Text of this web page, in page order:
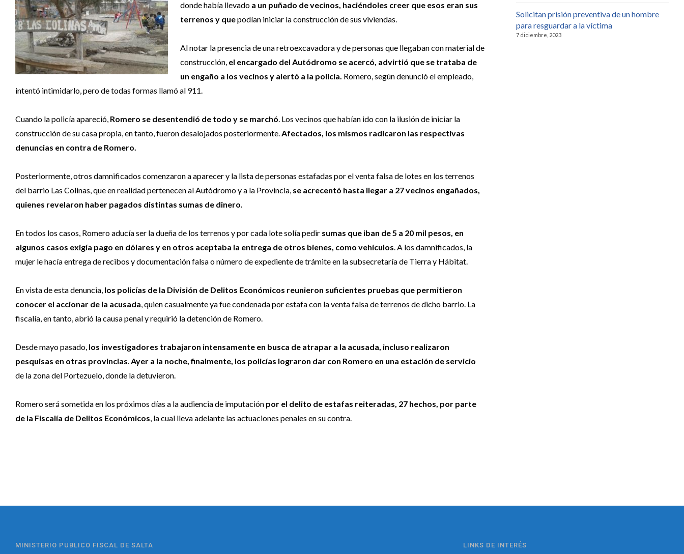
donde había llevado a un puñado de vecinos, haciéndoles creer que esos eran sus
terrenos y quepodían iniciar la construcción de sus viviendas.
Al notar la presencia de una retroexcavadora y de personas que llegaban con material de
construcción, el encargado del Autódromo se acercó, advirtió que se trataba de
un engaño a los vecinos y alertó a la policía. Romero, según denunció el empleado,
intentó intimidarlo, pero de todas formas llamó al 911.
Cuando la policía apareció, Romero se desentendió de todo y se marchó . Los vecinos que habían ido con la ilusión de iniciar la
construcción de su casa propia, en tanto, fueron desalojados posteriormente. Afectados, los mismos radicaron las respectivas
denuncias en contra de Romero.
Posteriormente, otros damnificados comenzaron a aparecer y la lista de personas estafadas por el venta falsa de lotes en los terrenos
del barrio Las Colinas, que en realidad pertenecen al Autódromo y a la Provincia, se acrecentó hasta llegar a 27 vecinos engañados,
quienes revelaron haber pagados distintas sumas de dinero.
En todos los casos, Romero aducía ser la dueña de los terrenos y por cada lote solía pedir sumas que iban de 5 a 20 mil pesos, en
algunos casos exigía pago en dólares y en otros aceptaba la entrega de otros bienes, como vehículos . A los damnificados, la
mujer le hacía entrega de recibos y documentación falsa o número de expediente de trámite en la subsecretaría de Tierra y Hábitat.
En vista de esta denuncia, los policías de la División de Delitos Económicos reunieron suficientes pruebas que permitieron
conocer el accionar de la acusada , quien casualmente ya fue condenada por estafa con la venta falsa de terrenos de dicho barrio. La
fiscalía, en tanto, abrió la causa penal y requirió la detención de Romero.
Desde mayo pasado, los investigadores trabajaron intensamente en busca de atrapar a la acusada, incluso realizaron
pesquisas en otras provincias Ayer a la noche, finalmente, los policías lograron dar con Romero en una estación de servicio
de la zona del Portezuelo, donde la detuvieron.
Romero será sometida en los próximos días a la audiencia de imputación por el delito de estafas reiteradas, 27 hechos, por parte
de la Fiscalía de Delitos Económicos , la cual lleva adelante las actuaciones penales en su contra.
Solicitan prisión preventiva de un hombre
para resguardar a la víctima
7 diciembre, 2023
MINISTERIO PUBLICO FISCAL DE SALTA LINKS DE INTERÉS